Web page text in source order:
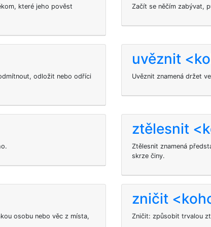
které jeho pověst Začít se něčím zabývat,
odložit nebo odříci
uvěznit
Uvěznit znamená držet
ztělesnit
Ztělesnit znamená
skrze činy.
osobu nebo věc z místa,
zničit
Zničit: způsobit trvalou